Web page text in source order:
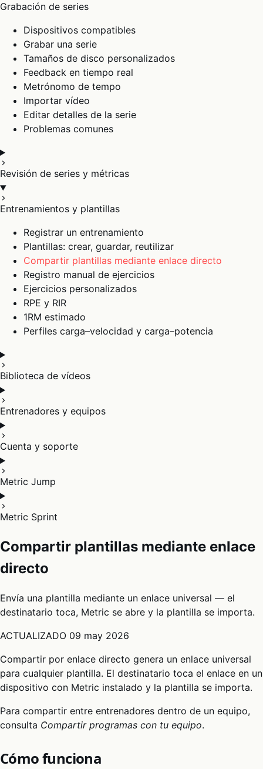
Grabación de series
Dispositivos compatibles
Grabar una serie
Tamaños de disco personalizados
Feedback en tiempo real
Metrónomo de tempo
Importar vídeo
Editar detalles de la serie
Problemas comunes
Revisión de series y métricas
Entrenamientos y plantillas
Registrar un entrenamiento
Plantillas: crear, guardar, reutilizar
Compartir plantillas mediante enlace directo
Registro manual de ejercicios
Ejercicios personalizados
RPE y RIR
1RM estimado
Perfiles carga–velocidad y carga–potencia
Biblioteca de vídeos
Entrenadores y equipos
Cuenta y soporte
Metric Jump
Metric Sprint
Compartir plantillas mediante enlace
directo
Envía una plantilla mediante un enlace universal — el
destinatario toca, Metric se abre y la plantilla se importa.
ACTUALIZADO 09 may 2026
Compartir por enlace directo genera un enlace universal
para cualquier plantilla. El destinatario toca el enlace en un
dispositivo con Metric instalado y la plantilla se importa.
Para compartir entre entrenadores dentro de un equipo,
consulta Compartir programas con tu equipo.
Cómo funciona